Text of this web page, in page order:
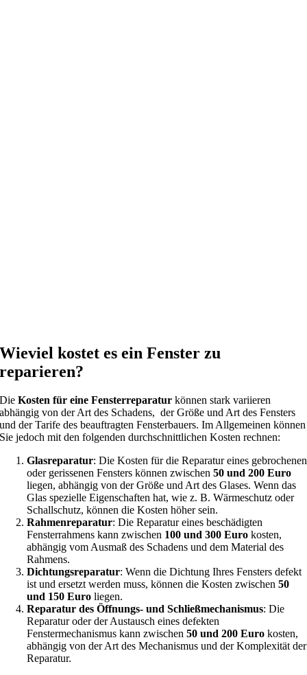
Wieviel kostet es ein Fenster zu
reparieren?
DieKosten für eine Fensterreparatur können stark variieren
abhängig von der Art des Schadens, der Größe und Art des Fensters
und der Tarife des beauftragten Fensterbauers. Im Allgemeinen können
Sie jedoch mit den folgenden durchschnittlichen Kosten rechnen:
Glasreparatur: Die Kosten für die Reparatur eines gebrochenen
oder gerissenen Fensters können zwischen50 und 200 Euro
liegen, abhängig von der Größe und Art des Glases. Wenn das
Glas spezielle Eigenschaften hat, wie z. B. Wärmeschutz oder
Schallschutz, können die Kosten höher sein.
Rahmenreparatur: Die Reparatur eines beschädigten
Fensterrahmens kann zwischen 100 und 300 Euro kosten,
abhängig vom Ausmaß des Schadens und dem Material des
Rahmens.
Dichtungsreparatur: Wenn die Dichtung Ihres Fensters defekt
ist und ersetzt werden muss, können die Kosten zwischen 50
und 150 Euro liegen.
Reparatur des Öffnungs- und Schließmechanismus: Die
Reparatur oder der Austausch eines defekten
Fenstermechanismus kann zwischen50 und 200 Euro kosten,
abhängig von der Art des Mechanismus und der Komplexität der
Reparatur.